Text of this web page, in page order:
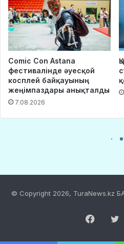
© Copyright 2026, TuraNews.kz БАҚ